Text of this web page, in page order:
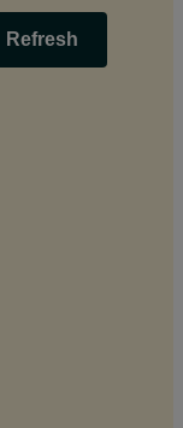
Refresh